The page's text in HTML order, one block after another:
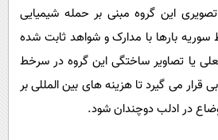
این گروه مبنی بر حمله شیمیایی
بارها با مدارک و شواهد ثابت شده
یا تصاویر ساختگی این گروه در سرخط
می گیرد تا هزینه های بین المللی بر
در ادلب دوچندان شود.